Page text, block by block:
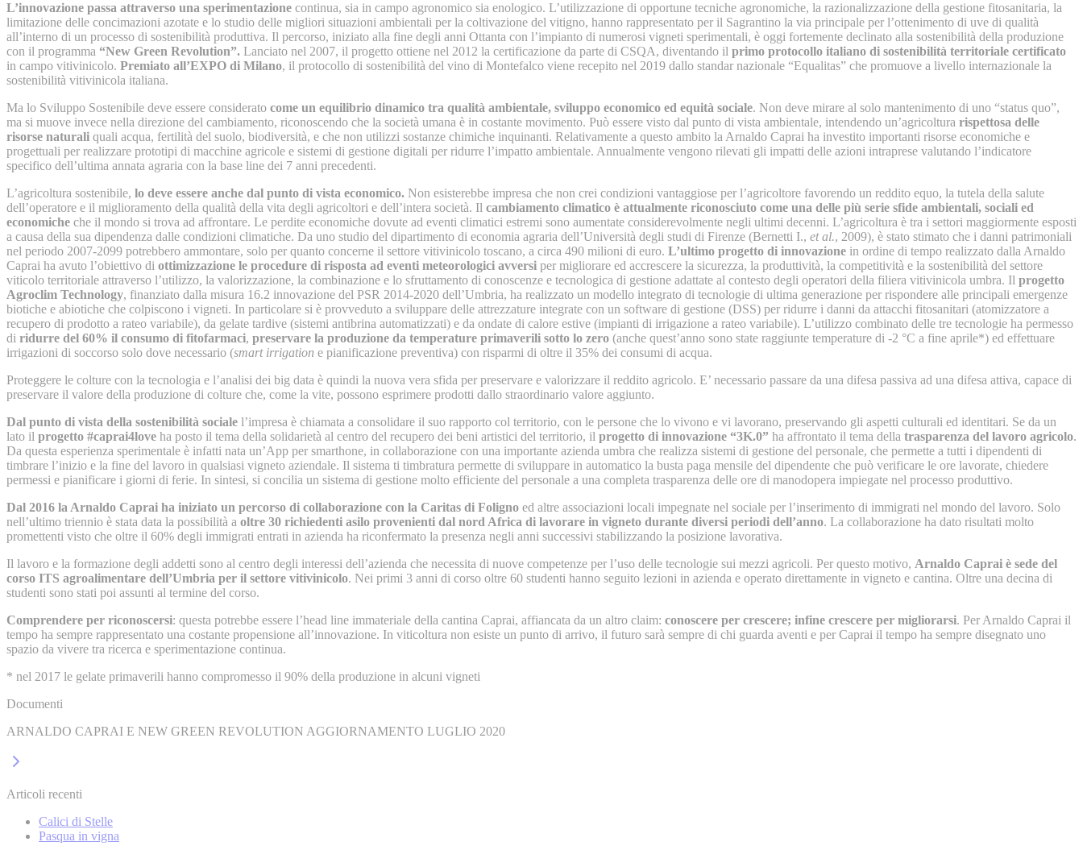
L’innovazione passa attraverso una sperimentazione continua, sia in campo agronomico sia enologico. L’utilizzazione di opportune tecniche agronomiche, la razionalizzazione della gestione fitosanitaria, la
limitazione delle concimazioni azotate e lo studio delle migliori situazioni ambientali per la coltivazione del vitigno, hanno rappresentato per il Sagrantino la via principale per l’ottenimento di uve di qualità
all’interno di un processo di sostenibilità produttiva. Il percorso, iniziato alla fine degli anni Ottanta con l’impianto di numerosi vigneti sperimentali, è oggi fortemente declinato alla sostenibilità della produzione
con il programma “New Green Revolution”. Lanciato nel 2007, il progetto ottiene nel 2012 la certificazione da parte di CSQA, diventando il primo protocollo italiano di sostenibilità territoriale certificato
in campo vitivinicolo. Premiato all’EXPO di Milano, il protocollo di sostenibilità del vino di Montefalco viene recepito nel 2019 dallo standar nazionale “Equalitas” che promuove a livello internazionale la
sostenibilità vitivinicola italiana.
Ma lo Sviluppo Sostenibile deve essere considerato come un equilibrio dinamico tra qualità ambientale, sviluppo economico ed equità sociale. Non deve mirare al solo mantenimento di uno “status quo”,
ma si muove invece nella direzione del cambiamento, riconoscendo che la società umana è in costante movimento. Può essere visto dal punto di vista ambientale, intendendo un’agricoltura rispettosa delle
risorse naturali quali acqua, fertilità del suolo, biodiversità, e che non utilizzi sostanze chimiche inquinanti. Relativamente a questo ambito la Arnaldo Caprai ha investito importanti risorse economiche e
progettuali per realizzare prototipi di macchine agricole e sistemi di gestione digitali per ridurre l’impatto ambientale. Annualmente vengono rilevati gli impatti delle azioni intraprese valutando l’indicatore
specifico dell’ultima annata agraria con la base line dei 7 anni precedenti.
L’agricoltura sostenibile, lo deve essere anche dal punto di vista economico. Non esisterebbe impresa che non crei condizioni vantaggiose per l’agricoltore favorendo un reddito equo, la tutela della salute
dell’operatore e il miglioramento della qualità della vita degli agricoltori e dell’intera società. Il cambiamento climatico è attualmente riconosciuto come una delle più serie sfide ambientali, sociali ed
economiche che il mondo si trova ad affrontare. Le perdite economiche dovute ad eventi climatici estremi sono aumentate considerevolmente negli ultimi decenni. L’agricoltura è tra i settori maggiormente esposti
a causa della sua dipendenza dalle condizioni climatiche. Da uno studio del dipartimento di economia agraria dell’Università degli studi di Firenze (Bernetti I., et al., 2009), è stato stimato che i danni patrimoniali
nel periodo 2007-2099 potrebbero ammontare, solo per quanto concerne il settore vitivinicolo toscano, a circa 490 milioni di euro. L’ultimo progetto di innovazione in ordine di tempo realizzato dalla Arnaldo
Caprai ha avuto l’obiettivo di ottimizzazione le procedure di risposta ad eventi meteorologici avversi per migliorare ed accrescere la sicurezza, la produttività, la competitività e la sostenibilità del settore
viticolo territoriale attraverso l’utilizzo, la valorizzazione, la combinazione e lo sfruttamento di conoscenze e tecnologica di gestione adattate al contesto degli operatori della filiera vitivinicola umbra. Il progetto
Agroclim Technology, finanziato dalla misura 16.2 innovazione del PSR 2014-2020 dell’Umbria, ha realizzato un modello integrato di tecnologie di ultima generazione per rispondere alle principali emergenze
biotiche e abiotiche che colpiscono i vigneti. In particolare si è provveduto a sviluppare delle attrezzature integrate con un software di gestione (DSS) per ridurre i danni da attacchi fitosanitari (atomizzatore a
recupero di prodotto a rateo variabile), da gelate tardive (sistemi antibrina automatizzati) e da ondate di calore estive (impianti di irrigazione a rateo variabile). L’utilizzo combinato delle tre tecnologie ha permesso
di ridurre del 60% il consumo di fitofarmaci, preservare la produzione da temperature primaverili sotto lo zero (anche quest’anno sono state raggiunte temperature di -2 °C a fine aprile*) ed effettuare
irrigazioni di soccorso solo dove necessario (smart irrigation e pianificazione preventiva) con risparmi di oltre il 35% dei consumi di acqua.
Proteggere le colture con la tecnologia e l’analisi dei big data è quindi la nuova vera sfida per preservare e valorizzare il reddito agricolo. E’ necessario passare da una difesa passiva ad una difesa attiva, capace di
preservare il valore della produzione di colture che, come la vite, possono esprimere prodotti dallo straordinario valore aggiunto.
Dal punto di vista della sostenibilità sociale l’impresa è chiamata a consolidare il suo rapporto col territorio, con le persone che lo vivono e vi lavorano, preservando gli aspetti culturali ed identitari. Se da un
lato il progetto #caprai4love ha posto il tema della solidarietà al centro del recupero dei beni artistici del territorio, il progetto di innovazione “3K.0” ha affrontato il tema della trasparenza del lavoro agricolo.
Da questa esperienza sperimentale è infatti nata un’App per smarthone, in collaborazione con una importante azienda umbra che realizza sistemi di gestione del personale, che permette a tutti i dipendenti di
timbrare l’inizio e la fine del lavoro in qualsiasi vigneto aziendale. Il sistema ti timbratura permette di sviluppare in automatico la busta paga mensile del dipendente che può verificare le ore lavorate, chiedere
permessi e pianificare i giorni di ferie. In sintesi, si concilia un sistema di gestione molto efficiente del personale a una completa trasparenza delle ore di manodopera impiegate nel processo produttivo.
Dal 2016 la Arnaldo Caprai ha iniziato un percorso di collaborazione con la Caritas di Foligno ed altre associazioni locali impegnate nel sociale per l’inserimento di immigrati nel mondo del lavoro. Solo
nell’ultimo triennio è stata data la possibilità a oltre 30 richiedenti asilo provenienti dal nord Africa di lavorare in vigneto durante diversi periodi dell’anno. La collaborazione ha dato risultati molto
promettenti visto che oltre il 60% degli immigrati entrati in azienda ha riconfermato la presenza negli anni successivi stabilizzando la posizione lavorativa.
Il lavoro e la formazione degli addetti sono al centro degli interessi dell’azienda che necessita di nuove competenze per l’uso delle tecnologie sui mezzi agricoli. Per questo motivo, Arnaldo Caprai è sede del
corso ITS agroalimentare dell’Umbria per il settore vitivinicolo. Nei primi 3 anni di corso oltre 60 studenti hanno seguito lezioni in azienda e operato direttamente in vigneto e cantina. Oltre una decina di
studenti sono stati poi assunti al termine del corso.
Comprendere per riconoscersi: questa potrebbe essere l’head line immateriale della cantina Caprai, affiancata da un altro claim: conoscere per crescere; infine crescere per migliorarsi. Per Arnaldo Caprai il
tempo ha sempre rappresentato una costante propensione all’innovazione. In viticoltura non esiste un punto di arrivo, il futuro sarà sempre di chi guarda aventi e per Caprai il tempo ha sempre disegnato uno
spazio da vivere tra ricerca e sperimentazione continua.
* nel 2017 le gelate primaverili hanno compromesso il 90% della produzione in alcuni vigneti
Documenti
ARNALDO CAPRAI E NEW GREEN REVOLUTION AGGIORNAMENTO LUGLIO 2020
Articoli recenti
Calici di Stelle
Pasqua in vigna